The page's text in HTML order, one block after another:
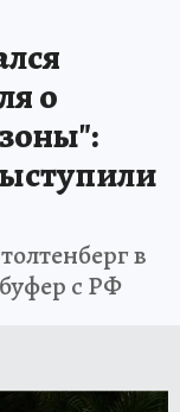
о
в
с РФ